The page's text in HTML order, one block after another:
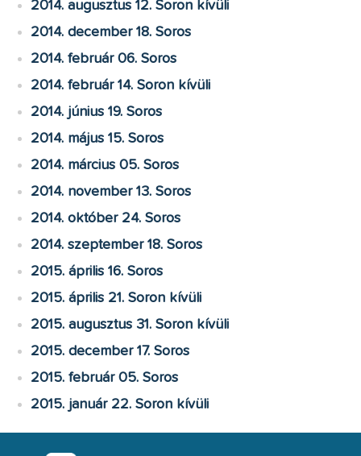
2014. augusztus 12. Soron kívüli
2014. december 18. Soros
2014. február 06. Soros
2014. február 14. Soron kívüli
2014. június 19. Soros
2014. május 15. Soros
2014. március 05. Soros
2014. november 13. Soros
2014. október 24. Soros
2014. szeptember 18. Soros
2015. április 16. Soros
2015. április 21. Soron kívüli
2015. augusztus 31. Soron kívüli
2015. december 17. Soros
2015. február 05. Soros
2015. január 22. Soron kívüli